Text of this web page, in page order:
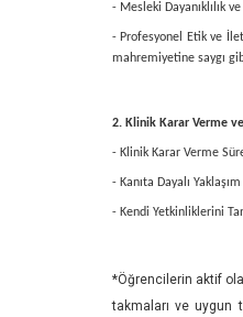
- Mesleki Dayanıklılık
- Profesyonel Etik ve
mahremiyetine saygı
2. Klinik Karar Verme
- Klinik Karar Verme
- Kanıta Dayalı
- Kendi Yetkinliklerini
*Öğrencilerin aktif
takmaları ve uygun